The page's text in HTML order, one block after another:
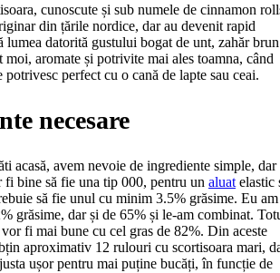
cunoscute și sub numele de cinnamon
din țările nordice, dar au devenit rapid
lumea datorită gustului bogat de unt, zahăr
moi, aromate și potrivite mai ales toamna, când
potrivesc perfect cu o cană de lapte sau ceai.
necesare
acasă, avem nevoie de ingrediente simple, dar
fi bine să fie una tip 000, pentru un aluat elastic
să fie unul cu minim 3.5% grăsime. Eu am
grăsime, dar și de 65% și le-am combinat.
fi mai bune cu cel gras de 82%. Din aceste
aproximativ 12 rulouri cu scortisoara mari,
ușor pentru mai puține bucăți, în funcție de